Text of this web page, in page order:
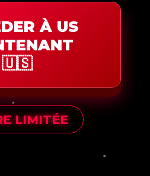
À US
🇺🇸
LIMITÉE